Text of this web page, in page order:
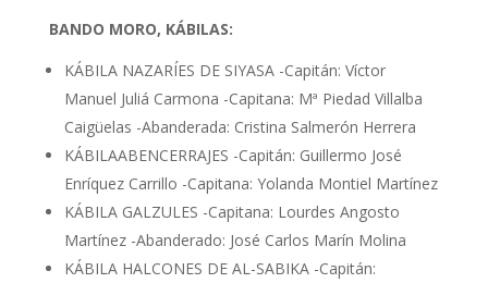
BANDO MORO, KÁBILAS:
KÁBILA NAZARÍES DE SIYASA -Capitán: Víctor
Manuel Juliá Carmona -Capitana: Mª Piedad Villalba
Caigüelas -Abanderada: Cristina Salmerón Herrera
KÁBILAABENCERRAJES -Capitán: Guillermo José
Enríquez Carrillo -Capitana: Yolanda Montiel Martínez
KÁBILA GALZULES -Capitana: Lourdes Angosto
Martínez -Abanderado: José Carlos Marín Molina
KÁBILA HALCONES DE AL-SABIKA -Capitán: